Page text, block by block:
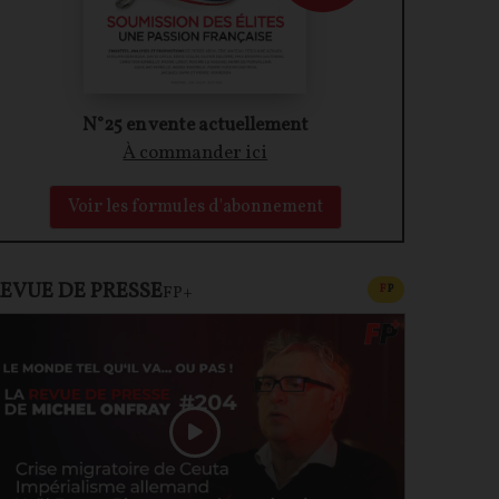
N°25 en vente actuellement
À commander ici
Voir les formules d'abonnement
DE PRESSEFP+ FPCONTENU